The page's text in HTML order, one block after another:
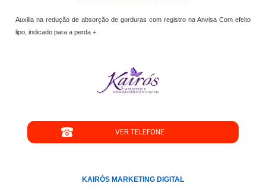
Auxilia na redução de absorção de gorduras com registro na Anvisa Com efeito
lipo, indicado para a perda +
VER TELEFONE
KAIRÓS MARKETING DIGITAL